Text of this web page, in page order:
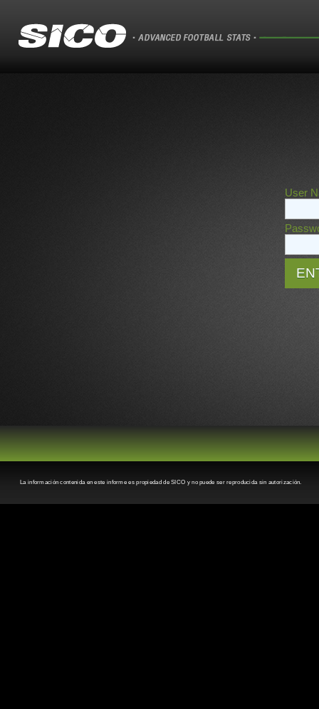
User
La información contenida en este informe es propiedad de SICO y no puede ser reproducida sin autorización.